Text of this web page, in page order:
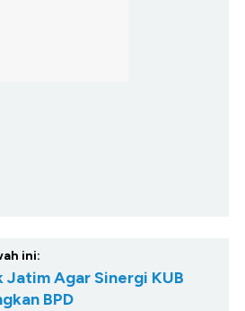
ini:
Jatim Agar Sinergi KUB
BPD